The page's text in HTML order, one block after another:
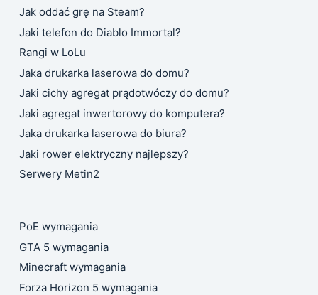
Jak oddać grę na Steam?
Jaki telefon do Diablo Immortal?
Rangi w LoLu
Jaka drukarka laserowa do domu?
Jaki cichy agregat prądotwóczy do domu?
Jaki agregat inwertorowy do komputera?
Jaka drukarka laserowa do biura?
Jaki rower elektryczny najlepszy?
Serwery Metin2
PoE wymagania
GTA 5 wymagania
Minecraft wymagania
Forza Horizon 5 wymagania